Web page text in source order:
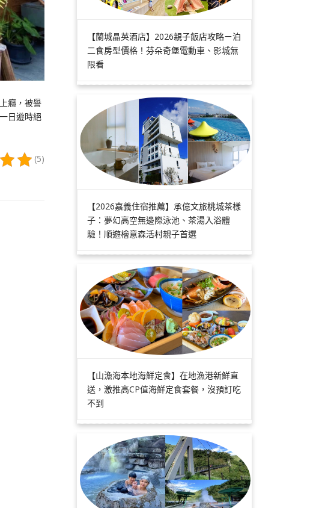
癮，被譽
日遊時絕
(5)
【蘭城晶英酒店】2026親子飯店攻略ㄧ泊
二食房型價格！芬朵奇堡電動車、影城無
限看
【2026嘉義住宿推薦】承億文旅桃城茶樣
子：夢幻高空無邊際泳池、茶湯入浴體
驗！順遊檜意森活村親子首選
【山漁海本地海鮮定食】在地漁港新鮮直
送，激推高CP值海鮮定食套餐，沒預訂吃
不到